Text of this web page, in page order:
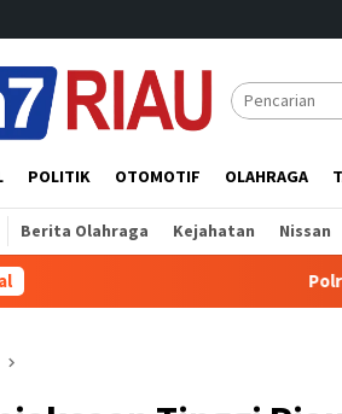
POLITIK OTOMOTIF OLAHRAGA
Berita Olahraga Kejahatan Nissan
Polres Boyolali